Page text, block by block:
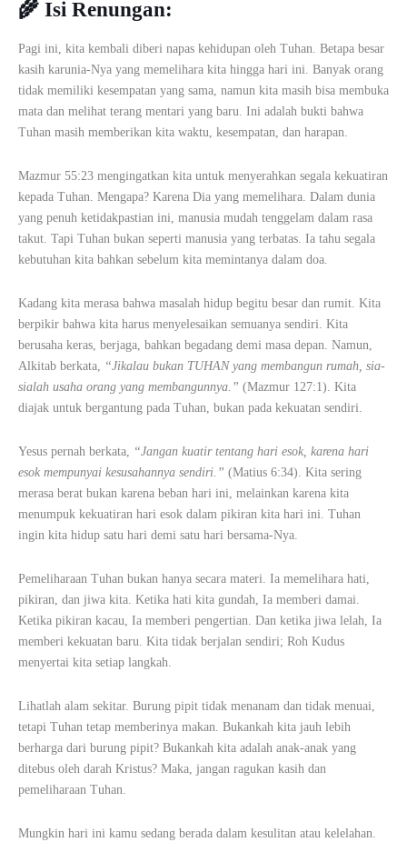
🌾 Isi Renungan:
Pagi ini, kita kembali diberi napas kehidupan oleh Tuhan. Betapa besar
kasih karunia-Nya yang memelihara kita hingga hari ini. Banyak orang
tidak memiliki kesempatan yang sama, namun kita masih bisa membuka
mata dan melihat terang mentari yang baru. Ini adalah bukti bahwa
Tuhan masih memberikan kita waktu, kesempatan, dan harapan.
Mazmur 55:23 mengingatkan kita untuk menyerahkan segala kekuatiran
kepada Tuhan. Mengapa? Karena Dia yang memelihara. Dalam dunia
yang penuh ketidakpastian ini, manusia mudah tenggelam dalam rasa
takut. Tapi Tuhan bukan seperti manusia yang terbatas. Ia tahu segala
kebutuhan kita bahkan sebelum kita memintanya dalam doa.
Kadang kita merasa bahwa masalah hidup begitu besar dan rumit. Kita
berpikir bahwa kita harus menyelesaikan semuanya sendiri. Kita
berusaha keras, berjaga, bahkan begadang demi masa depan. Namun,
Alkitab berkata, “Jikalau bukan TUHAN yang membangun rumah, sia-
sialah usaha orang yang membangunnya.” (Mazmur 127:1). Kita
diajak untuk bergantung pada Tuhan, bukan pada kekuatan sendiri.
Yesus pernah berkata, “Jangan kuatir tentang hari esok, karena hari
esok mempunyai kesusahannya sendiri.” (Matius 6:34). Kita sering
merasa berat bukan karena beban hari ini, melainkan karena kita
menumpuk kekuatiran hari esok dalam pikiran kita hari ini. Tuhan
ingin kita hidup satu hari demi satu hari bersama-Nya.
Pemeliharaan Tuhan bukan hanya secara materi. Ia memelihara hati,
pikiran, dan jiwa kita. Ketika hati kita gundah, Ia memberi damai.
Ketika pikiran kacau, Ia memberi pengertian. Dan ketika jiwa lelah, Ia
memberi kekuatan baru. Kita tidak berjalan sendiri; Roh Kudus
menyertai kita setiap langkah.
Lihatlah alam sekitar. Burung pipit tidak menanam dan tidak menuai,
tetapi Tuhan tetap memberinya makan. Bukankah kita jauh lebih
berharga dari burung pipit? Bukankah kita adalah anak-anak yang
ditebus oleh darah Kristus? Maka, jangan ragukan kasih dan
pemeliharaan Tuhan.
Mungkin hari ini kamu sedang berada dalam kesulitan atau kelelahan.